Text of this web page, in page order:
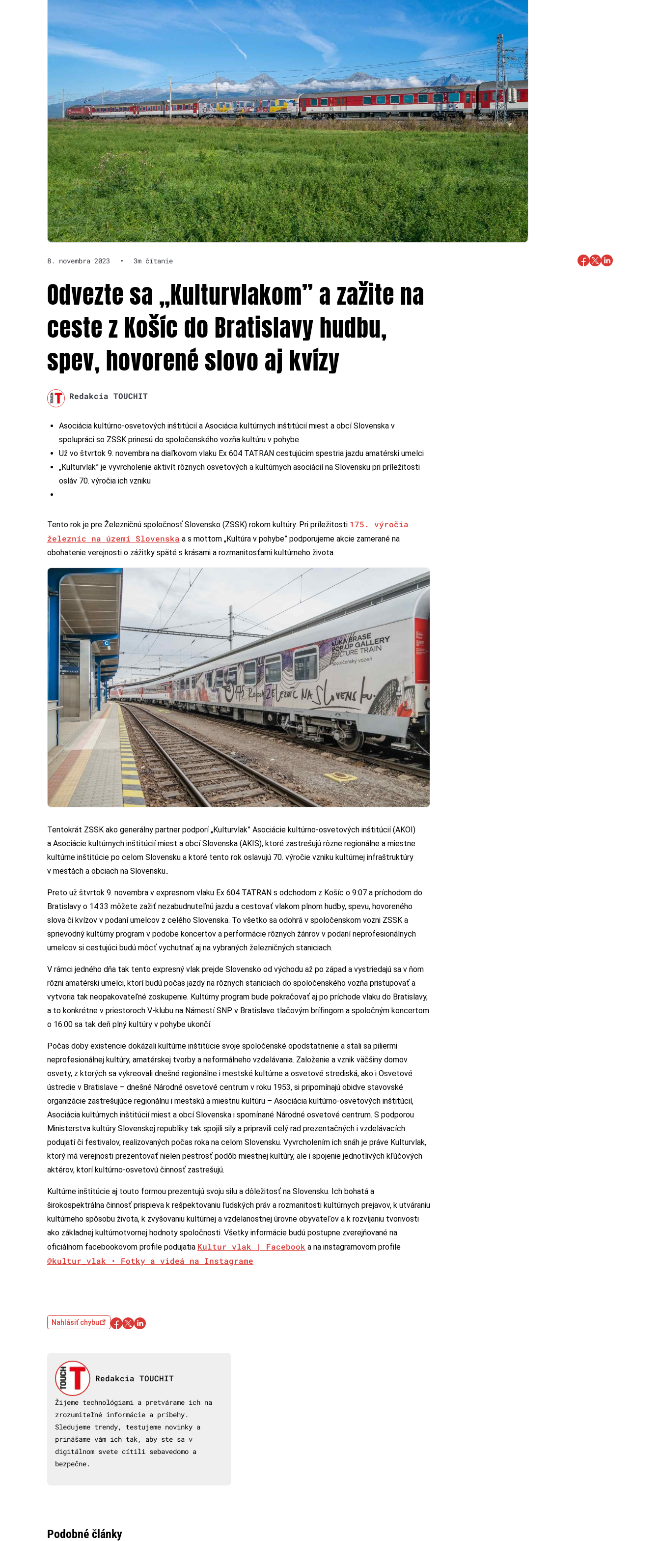
8. novembra 2023 • 3m čítanie
Odvezte sa „Kulturvlakom” a zažite na
ceste z Košíc do Bratislavy hudbu,
spev, hovorené slovo aj kvízy
Redakcia TOUCHIT
Asociácia kultúrno-osvetových inštitúcií a Asociácia kultúrnych inštitúcií miest a obcí Slovenska v
spolupráci so ZSSK prinesú do spoločenského vozňa kultúru v pohybe
Už vo štvrtok 9. novembra na diaľkovom vlaku Ex 604 TATRAN cestujúcim spestria jazdu amatérski umelci
„Kulturvlak” je vyvrcholenie aktivít rôznych osvetových a kultúrnych asociácií na Slovensku pri príležitosti
osláv 70. výročia ich vzniku
Tento rok je pre Železničnú spoločnosť Slovensko (ZSSK) rokom kultúry. Pri príležitosti 175. výročia
železníc na území Slovenska a s mottom „Kultúra v pohybe” podporujeme akcie zamerané na
obohatenie verejnosti o zážitky späté s krásami a rozmanitosťami kultúrneho života.
Tentokrát ZSSK ako generálny partner podporí „Kulturvlak” Asociácie kultúrno-osvetových inštitúcií (AKOI)
a Asociácie kultúrnych inštitúcií miest a obcí Slovenska (AKIS), ktoré zastrešujú rôzne regionálne a miestne
kultúrne inštitúcie po celom Slovensku a ktoré tento rok oslavujú 70. výročie vzniku kultúrnej infraštruktúry
v mestách a obciach na Slovensku..
Preto už štvrtok 9. novembra v expresnom vlaku Ex 604 TATRAN s odchodom z Košíc o 9:07 a príchodom do
Bratislavy o 14:33 môžete zažiť nezabudnuteľnú jazdu a cestovať vlakom plnom hudby, spevu, hovoreného
slova či kvízov v podaní umelcov z celého Slovenska. To všetko sa odohrá v spoločenskom vozni ZSSK a
sprievodný kultúrny program v podobe koncertov a performácie rôznych žánrov v podaní neprofesionálnych
umelcov si cestujúci budú môcť vychutnať aj na vybraných železničných staniciach.
V rámci jedného dňa tak tento expresný vlak prejde Slovensko od východu až po západ a vystriedajú sa v ňom
rôzni amatérski umelci, ktorí budú počas jazdy na rôznych staniciach do spoločenského vozňa pristupovať a
vytvoria tak neopakovateľné zoskupenie. Kultúrny program bude pokračovať aj po príchode vlaku do Bratislavy,
a to konkrétne v priestoroch V-klubu na Námestí SNP v Bratislave tlačovým brífingom a spoločným koncertom
o 16:00 sa tak deň plný kultúry v pohybe ukončí.
Počas doby existencie dokázali kultúrne inštitúcie svoje spoločenské opodstatnenie a stali sa piliermi
neprofesionálnej kultúry, amatérskej tvorby a neformálneho vzdelávania. Založenie a vznik väčšiny domov
osvety, z ktorých sa vykreovali dnešné regionálne i mestské kultúrne a osvetové strediská, ako i Osvetové
ústredie v Bratislave – dnešné Národné osvetové centrum v roku 1953, si pripomínajú obidve stavovské
organizácie zastrešujúce regionálnu i mestskú a miestnu kultúru – Asociácia kultúrno-osvetových inštitúcií,
Asociácia kultúrnych inštitúcií miest a obcí Slovenska i spomínané Národné osvetové centrum. S podporou
Ministerstva kultúry Slovenskej republiky tak spojili sily a pripravili celý rad prezentačných i vzdelávacích
podujatí či festivalov, realizovaných počas roka na celom Slovensku. Vyvrcholením ich snáh je práve Kulturvlak,
ktorý má verejnosti prezentovať nielen pestrosť podôb miestnej kultúry, ale i spojenie jednotlivých kľúčových
aktérov, ktorí kultúrno-osvetovú činnosť zastrešujú.
Kultúrne inštitúcie aj touto formou prezentujú svoju silu a dôležitosť na Slovensku. Ich bohatá a
širokospektrálna činnosť prispieva k rešpektovaniu ľudských práv a rozmanitosti kultúrnych prejavov, k utváraniu
kultúrneho spôsobu života, k zvyšovaniu kultúrnej a vzdelanostnej úrovne obyvateľov a k rozvíjaniu tvorivosti
ako základnej kultúrnotvornej hodnoty spoločnosti. Všetky informácie budú postupne zverejňované na
oficiálnom facebookovom profile podujatia Kultur vlak | Facebook a na instagramovom profile
@kultur_vlak • Fotky a videá na Instagrame
Nahlásiť chybu
Redakcia TOUCHIT
Žijeme technológiami a pretvárame ich na
zrozumiteľné informácie a príbehy.
Sledujeme trendy, testujeme novinky a
prinášame vám ich tak, aby ste sa v
digitálnom svete cítili sebavedomo a
bezpečne.
Podobné články